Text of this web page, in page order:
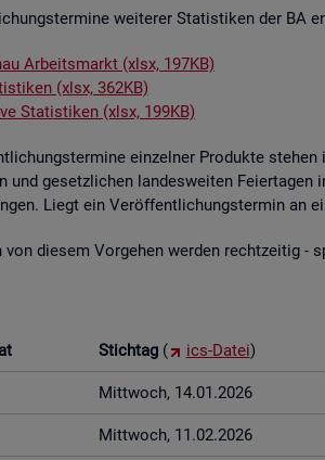
wei­te­rer Sta­tis­ti­ken der BA
Ar­beits­markt (xlsx, 197KB)
(xlsx, 362KB)
Sta­tis­ti­ken (xlsx, 199KB)
ein­zel­ner Pro­duk­te
und ge­setz­li­chen lan­des­wei­ten
Liegt ein Ver­öf­fent­li­chungs­ter­min an
von die­sem Vor­ge­hen wer­den recht­zei­tig -
Stich­tag ( ics-Datei)
Mitt­woch, 14.01.2026
Mitt­woch, 11.02.2026